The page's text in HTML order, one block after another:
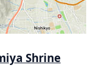
Shrine